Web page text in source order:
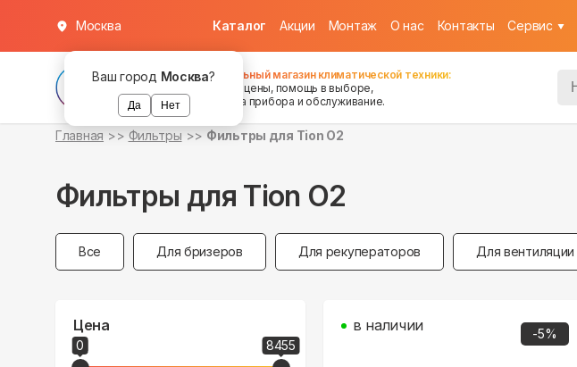
Ваш город Москва?
Да Нет
Москва Каталог Акции Монтаж О нас Контакты Cервис
Федеральный магазин климатической техники:
хорошие цены, помощь в выборе,
установка прибора и обслуживание.
Главная Фильтры Фильтры для Tion O2
Фильтры для Tion O2
Все Для бризеров Для рекуператоров Для вентиляции
Цена
0 8455
-5%
в наличии